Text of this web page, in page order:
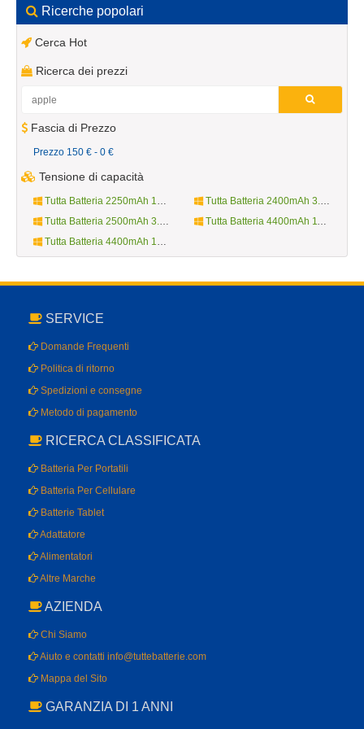
Ricerche popolari
Cerca Hot
Ricerca dei prezzi
Fascia di Prezzo
Prezzo 150 € - 0 €
Tensione di capacità
Tutta Batteria 2250mAh 10.8V
Tutta Batteria 2400mAh 3.7V
Tutta Batteria 2500mAh 3.8V
Tutta Batteria 4400mAh 11.1V
Tutta Batteria 4400mAh 14.4V
SERVICE
Domande Frequenti
Politica di ritorno
Spedizioni e consegne
Metodo di pagamento
RICERCA CLASSIFICATA
Batteria Per Portatili
Batteria Per Cellulare
Batterie Tablet
Adattatore
Alimentatori
Altre Marche
AZIENDA
Chi Siamo
Aiuto e contatti info@tuttebatterie.com
Mappa del Sito
GARANZIA DI 1 ANNI